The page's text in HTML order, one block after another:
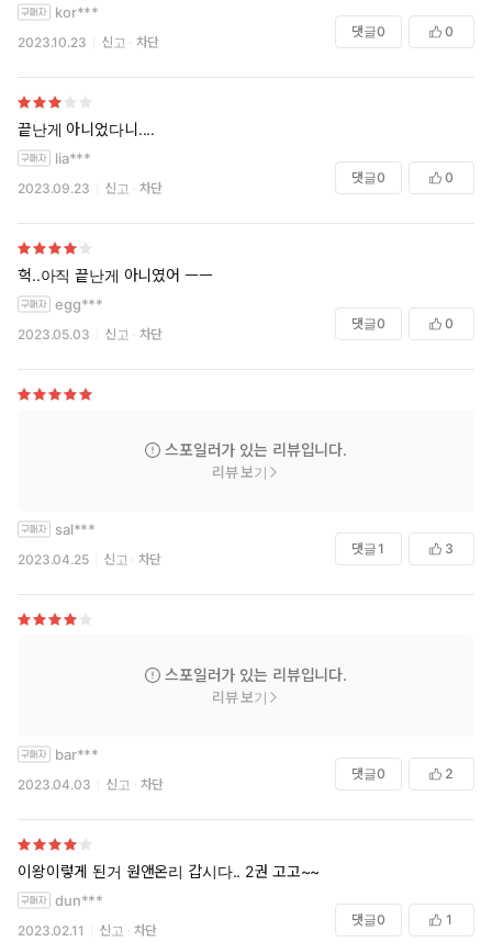
kor***
2023.10.23 신고 차단
댓글0 0
끝난게 아니었다니....
lia***
2023.09.23 신고 차단
댓글0 0
헉..아직 끝난게 아니였어 ㅡㅡ
egg***
2023.05.03 신고 차단
댓글0 0
스포일러가 있는 리뷰입니다.
리뷰 보기
sal***
2023.04.25 신고 차단
댓글 1 3
스포일러가 있는 리뷰입니다.
리뷰 보기
bar***
2023.04.03 신고 차단
댓글0 2
이왕이렇게 된거 원앤온리 갑시다.. 2권 고고~~
dun***
2023.02.11 신고 차단
댓글0 1